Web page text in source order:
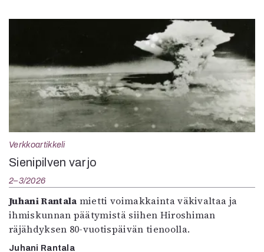
Verkkoartikkeli
Sienipilven varjo
2–3/2026
Juhani Rantala mietti voimakkainta väkivaltaa ja
ihmiskunnan päätymistä siihen Hiroshiman
räjähdyksen 80-vuotispäivän tienoolla.
Juhani Rantala